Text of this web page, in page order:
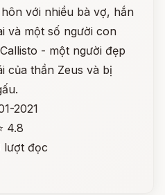
với nhiều bà vợ, hắn
và một số người con
- một người đẹp
của thần Zeus và bị
2021
4.8
lượt đọc